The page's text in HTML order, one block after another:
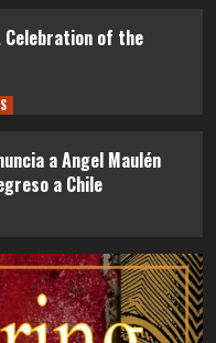
Celebration of the
a Angel Maulén
a Chile